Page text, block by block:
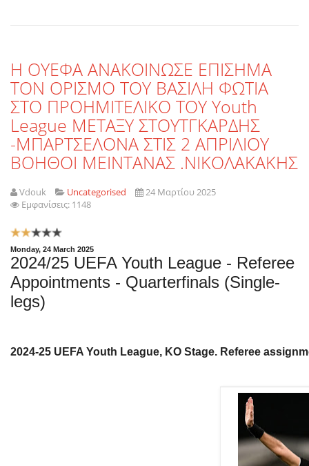
Η ΟΥΕΦΑ ΑΝΑΚΟΙΝΩΣΕ ΕΠΙΣΗΜΑ
ΤΟΝ ΟΡΙΣΜΟ ΤΟΥ ΒΑΣΙΛΗ ΦΩΤΙΑ
ΣΤΟ ΠΡΟΗΜΙΤΕΛΙΚΟ ΤΟΥ Youth
League ΜΕΤΑΞΥ ΣΤΟΥΤΓΚΑΡΔΗΣ
-ΜΠΑΡΤΣΕΛΟΝΑ ΣΤΙΣ 2 ΑΠΡΙΛΙΟΥ
ΒΟΗΘΟΙ ΜΕΙΝΤΑΝΑΣ .ΝΙΚΟΛΑΚΑΚΗΣ
Vdouk Uncategorised
24 Μαρτίου 2025
Εμφανίσεις: 1148
Αξιολόγηση
Χρήστη: 2/5
Monday, 24 March 2025
2024/25 UEFA Youth League - Referee
Appointments - Quarterfinals (Single-
legs)
2024-25 UEFA Youth League, KO Stage. Referee